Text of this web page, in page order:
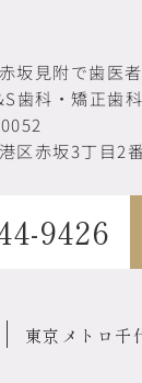
坂見附で歯医
歯科・矯正歯科
区赤坂3丁目2
9426
東京メトロ千